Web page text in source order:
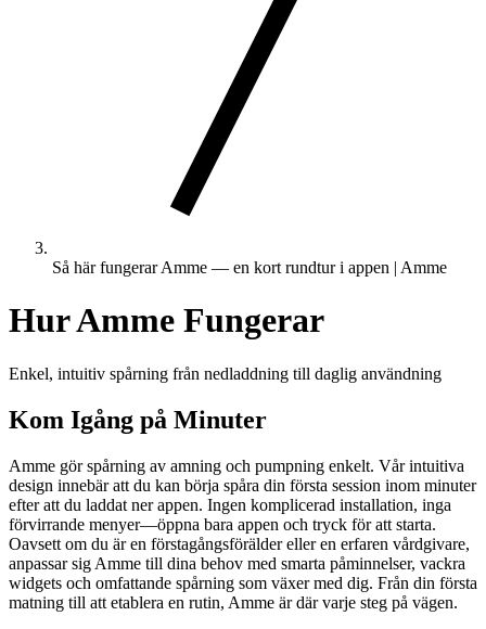
Så här fungerar Amme — en kort rundtur i appen | Amme
Hur Amme Fungerar
Enkel, intuitiv spårning från nedladdning till daglig användning
Kom Igång på Minuter
Amme gör spårning av amning och pumpning enkelt. Vår intuitiva
design innebär att du kan börja spåra din första session inom minuter
efter att du laddat ner appen. Ingen komplicerad installation, inga
förvirrande menyer—öppna bara appen och tryck för att starta.
Oavsett om du är en förstagångsförälder eller en erfaren vårdgivare,
anpassar sig Amme till dina behov med smarta påminnelser, vackra
widgets och omfattande spårning som växer med dig. Från din första
matning till att etablera en rutin, Amme är där varje steg på vägen.